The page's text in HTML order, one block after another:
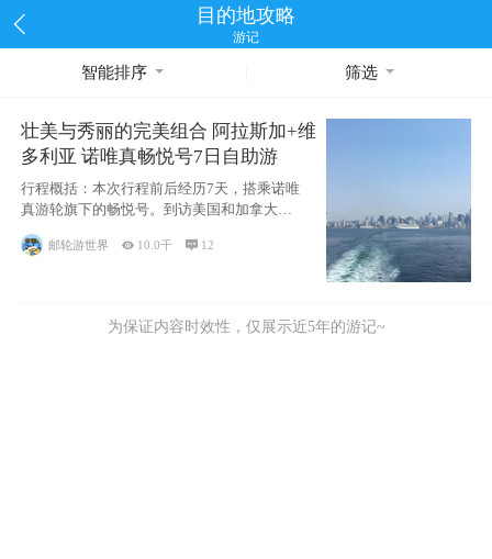
目的地攻略
游记
智能排序 筛选
壮美与秀丽的完美组合 阿拉斯加+维
多利亚 诺唯真畅悦号7日自助游
行程概括：本次行程前后经历7天，搭乘诺唯
真游轮旗下的畅悦号。到访美国和加拿大的4
个州/省：美国华盛顿州
邮轮游世界  10.0千  12
为保证内容时效性，仅展示近5年的游记~